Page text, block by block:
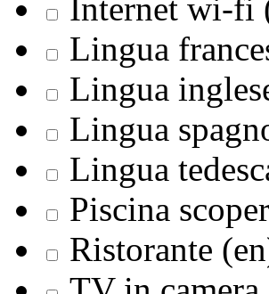
Internet wi-fi
Lingua
Lingua
Lingua
Lingua
Piscina
Ristorante